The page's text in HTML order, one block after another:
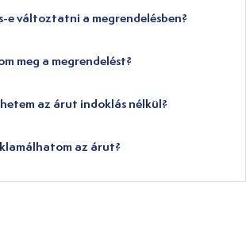
e változtatni a megrendelésben?
meg a megrendelést?
az árut indoklás nélkül?
az árut?